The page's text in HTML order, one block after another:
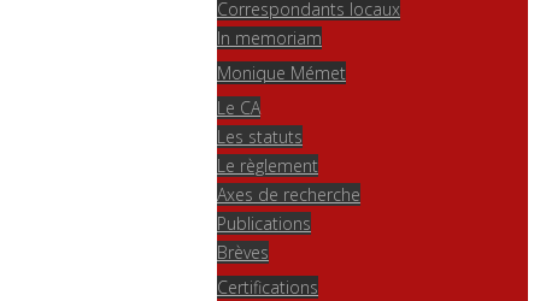
Correspondants locaux
In memoriam
Monique Mémet
Le CA
Les statuts
Le règlement
Axes de recherche
Publications
Brèves
Certifications